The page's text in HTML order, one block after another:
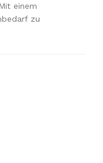
einem
zu